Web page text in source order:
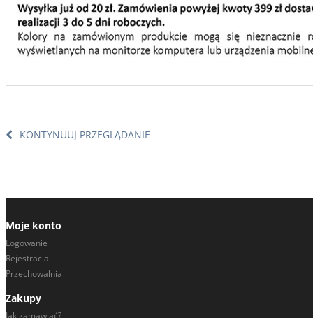
KONTYNUUJ PRZEGLĄDANIE
Moje konto
Logowanie
Rejestracja
Przechowalnia
Zakupy
Jak zamawiać?